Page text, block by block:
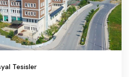
Tesisler